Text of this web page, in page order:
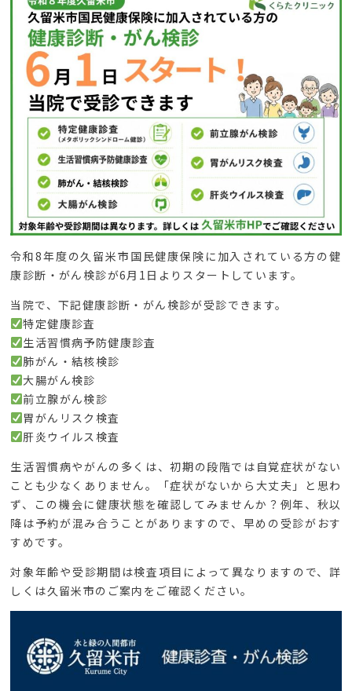
令和8年度の久留米市国民健康保険に加入されている方の健
康診断・がん検診が6月1日よりスタートしています。
当院で、下記健康診断・がん検診が受診できます。
特定健康診査
生活習慣病予防健康診査
肺がん・結核検診
大腸がん検診
前立腺がん検診
胃がんリスク検査
肝炎ウイルス検査
生活習慣病やがんの多くは、初期の段階では自覚症状がない
ことも少なくありません。「症状がないから大丈夫」と思わ
ず、この機会に健康状態を確認してみませんか？例年、秋以
降は予約が混み合うことがありますので、早めの受診がおす
すめです。
対象年齢や受診期間は検査項目によって異なりますので、詳
しくは久留米市のご案内をご確認ください。